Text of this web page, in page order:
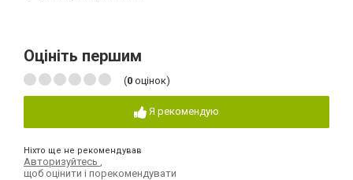
Оцініть першим
(0 оцінок)
Я рекомендую
Ніхто ще не рекомендував
Авторизуйтесь
щоб оцінити і порекомендувати